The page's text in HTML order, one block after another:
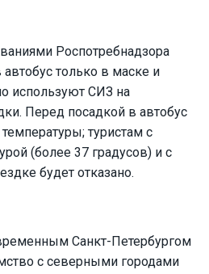
Роспотребнадзора
только в маске и
используют СИЗ на
Перед посадкой в автобус
туристам с
(более 37 градусов) и с
будет отказано.
Санкт-Петербургом
с северными городами